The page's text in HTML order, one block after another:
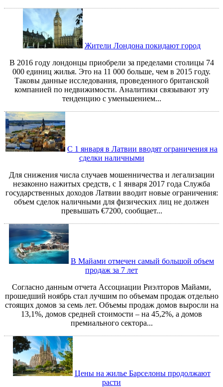
Жители Лондона покидают город
В 2016 году лондонцы приобрели за пределами столицы 74
000 единиц жилья. Это на 11 000 больше, чем в 2015 году.
Таковы данные исследования, проведенного британской
компанией по недвижимости. Аналитики связывают эту
тенденцию с уменьшением...
С 1 января в Латвии вводят ограничения на
сделки наличными
Для снижения числа случаев мошенничества и легализации
незаконно нажитых средств, с 1 января 2017 года Служба
государственных доходов Латвии вводит новые ограничения:
объем сделок наличными для физических лиц не должен
превышать €7200, сообщает...
В Майами отмечен самый большой объем
продаж за 7 лет
Cогласно данным отчета Ассоциации Риэлторов Майами,
прошедший ноябрь стал лучшим по объемам продаж отдельно
стоящих домов за семь лет. Объемы продаж домов выросли на
13,1%, домов средней стоимости – на 45,2%, а домов
премиального сектора...
Цены на жилье Барселоны продолжают
расти